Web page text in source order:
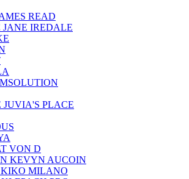
READ
JANE IREDALE
JUVIA'S PLACE
VON D
KEVYN AUCOIN
KIKO MILANO